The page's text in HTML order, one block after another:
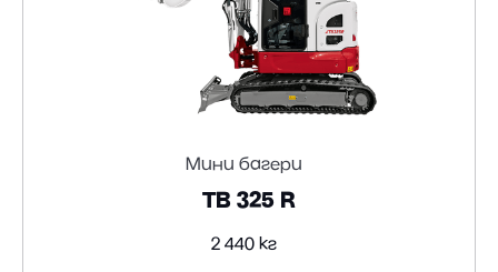
Мини багери
TB 325 R
2 440 кг